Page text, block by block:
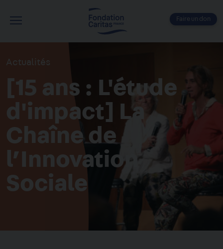
principal
Faire un don
Actualités
[15 ans : L'étude
d'impact] La
Chaîne de
l’Innovation
Sociale